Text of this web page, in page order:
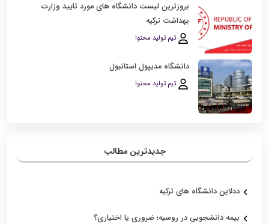
بروزترین لیست دانشگاه‌ های مورد تایید وزارت
بهداشت ترکیه
تیم تولید محتوا
دانشگاه مدیپول استانبول
تیم تولید محتوا
جدیدترین مطالب
ددلاین دانشگاه های ترکیه
بیمه دانشجویی در روسیه؛ ضروری یا اختیاری؟